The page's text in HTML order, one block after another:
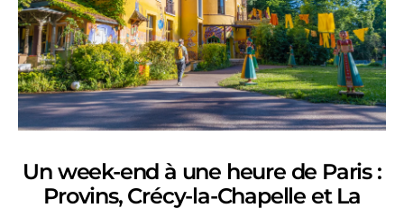
Un week-end à une heure de Paris :
Provins, Crécy-la-Chapelle et La